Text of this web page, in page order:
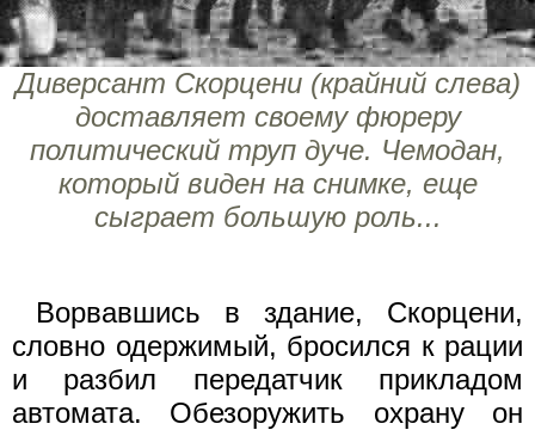
Диверсант Скорцени (крайний слева)
доставляет своему фюреру
политический труп дуче. Чемодан,
который виден на снимке, еще
сыграет большую роль...
Ворвавшись в здание, Скорцени,
словно одержимый, бросился к рации
и разбил передатчик прикладом
автомата. Обезоружить охрану он